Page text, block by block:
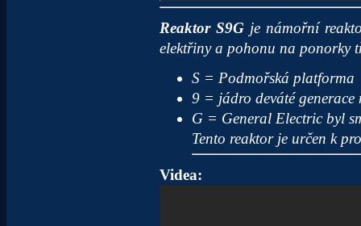
Reaktor S9Gje námořní
elektřiny a pohonu na ponorky
S = Podmořská platforma
9 = jádro deváté generace
G = General Electric byl
Tento reaktor je určen k
Videa: